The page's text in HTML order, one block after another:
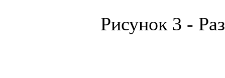
Рисунок 3 -